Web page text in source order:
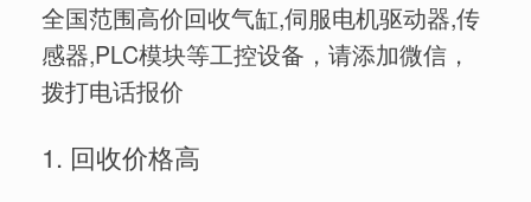
全国范围高价回收气缸,伺服电机驱动器,传
感器,PLC模块等工控设备，请添加微信，
拨打电话报价
1. 回收价格高